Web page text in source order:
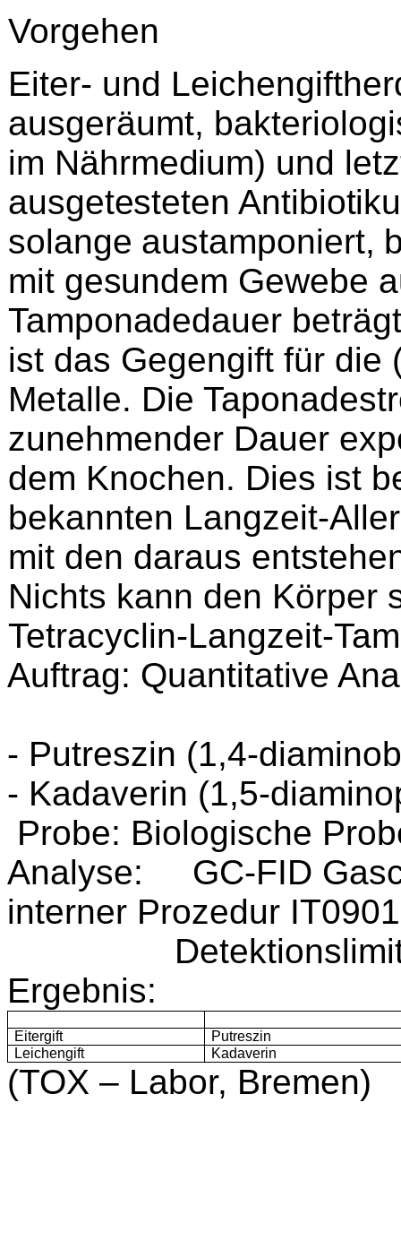
Vorgehen
Eiter- und
ausgeräumt,
im Nährmedium) und
ausgetesteten
solange austamponiert,
mit gesundem Gewebe
Tamponadedauer
ist das Gegengift für die
Metalle. Die
zunehmender Dauer
dem Knochen. Dies ist
bekannten Langzeit-
mit den daraus
Nichts kann den Körper
Tetracyclin-Langzeit-
Auftrag: Quantitative
- Putreszin (1,4-
- Kadaverin (1,5-
Probe: Biologische
Analyse: GC-FID
interner Prozedur
Detektionslimite
Ergebnis:
Eitergift
Putreszin
Leichengift
Kadaverin
(TOX – Labor, Bremen)